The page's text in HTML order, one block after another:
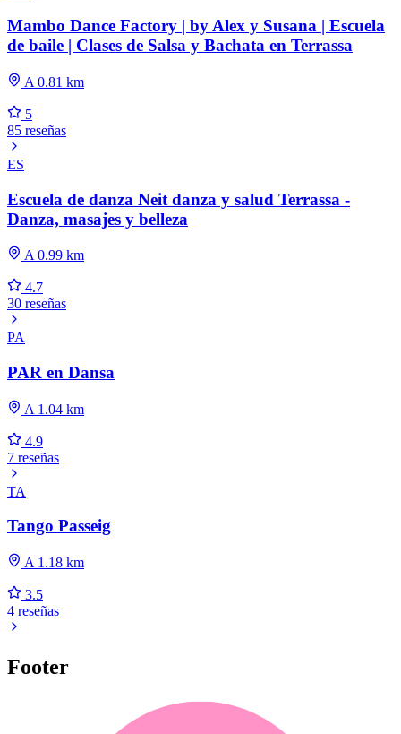
Mambo Dance Factory | by Alex y Susana | Escuela
de baile | Clases de Salsa y Bachata en Terrassa
A 0.81 km
5
85 reseñas
ES
Escuela de danza Neit danza y salud Terrassa -
Danza, masajes y belleza
A 0.99 km
4.7
30 reseñas
PA
PAR en Dansa
A 1.04 km
4.9
7 reseñas
TA
Tango Passeig
A 1.18 km
3.5
4 reseñas
Footer